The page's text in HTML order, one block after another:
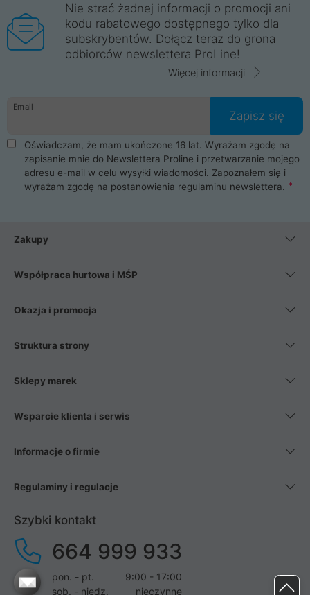
Nie strać żadnej informacji o promocji ani
kodu rabatowego dostępnego tylko dla
subskrybentów. Dołącz teraz do grona
odbiorców newslettera ProLine!
Więcej informacji
Email
Zapisz się
Oświadczam, że mam ukończone 16 lat. Wyrażam zgodę na
zapisanie mnie do Newslettera Proline i przetwarzanie mojego
adresu e-mail w celu wysyłki wiadomości. Zapoznałem się i
wyrażam zgodę na postanowienia regulaminu newslettera.
Zakupy
Współpraca hurtowa i MŚP
Okazja i promocja
Struktura strony
Sklepy marek
Wsparcie klienta i serwis
Informacje o firmie
Regulaminy i regulacje
Szybki kontakt
664 999 933
pon. - pt.
9:00 - 17:00
sob. - niedz.
nieczynne